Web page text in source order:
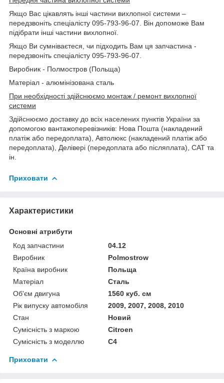
Якщо Вас цікавлять інші частини вихлопної системи –
передзвоніть спеціалісту 095-793-96-07. Він допоможе Вам
підібрати інші частини вихлопної.
Якщо Ви сумніваєтеся, чи підходить Вам ця запчастина -
передзвоніть спеціалісту 095-793-96-07.
Виробник - Полмостров (Польща)
Матеріал - алюмінізована сталь
При необхідності здійснюємо монтаж / ремонт вихлопної
системи
Здійснюємо доставку до всіх населених пунктів України за
допомогою вантажоперевізників: Нова Пошта (накладений
платіж або передоплата), Автолюкс (накладений платіж або
передоплата), Делівері (передоплата або післяплата), САТ та
ін.
Приховати
Характеристики
Основні атрибути
Код запчастини
04.12
Виробник
Polmostrow
Країна виробник
Польща
Матеріал
Сталь
Об'єм двигуна
1560 куб. см
Рік випуску автомобіля
2009, 2007, 2008, 2010
Стан
Новий
Сумісність з маркою
Citroen
Сумісність з моделлю
C4
Приховати